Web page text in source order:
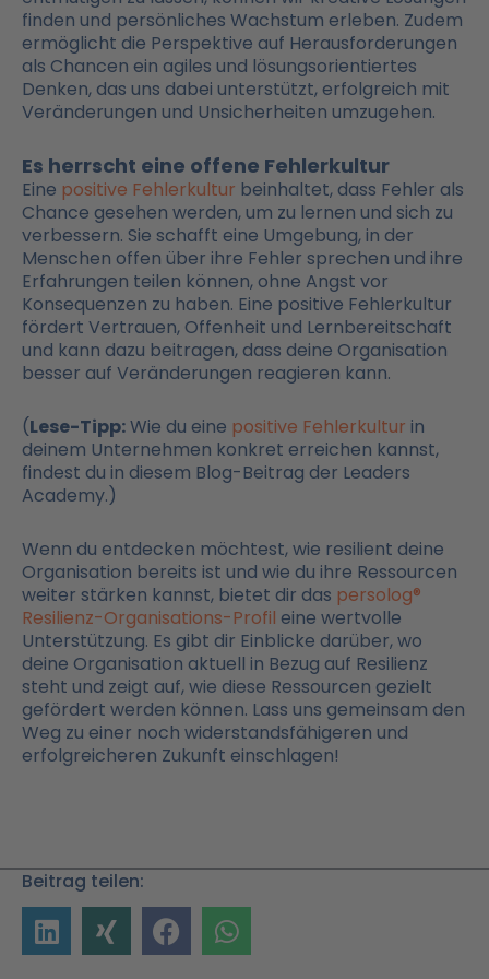
finden und persönliches Wachstum erleben. Zudem
ermöglicht die Perspektive auf Herausforderungen
als Chancen ein agiles und lösungsorientiertes
Denken, das uns dabei unterstützt, erfolgreich mit
Veränderungen und Unsicherheiten umzugehen.
Es herrscht eine offene Fehlerkultur
Eine positive Fehlerkultur beinhaltet, dass Fehler als
Chance gesehen werden, um zu lernen und sich zu
verbessern. Sie schafft eine Umgebung, in der
Menschen offen über ihre Fehler sprechen und ihre
Erfahrungen teilen können, ohne Angst vor
Konsequenzen zu haben. Eine positive Fehlerkultur
fördert Vertrauen, Offenheit und Lernbereitschaft
und kann dazu beitragen, dass deine Organisation
besser auf Veränderungen reagieren kann.
(Lese-Tipp:Wie du eine positive Fehlerkultur in
deinem Unternehmen konkret erreichen kannst,
findest du in diesem Blog-Beitrag der Leaders
Academy.)
Wenn du entdecken möchtest, wie resilient deine
Organisation bereits ist und wie du ihre Ressourcen
weiter stärken kannst, bietet dir das persolog®
Resilienz-Organisations-Profil eine wertvolle
Unterstützung. Es gibt dir Einblicke darüber, wo
deine Organisation aktuell in Bezug auf Resilienz
steht und zeigt auf, wie diese Ressourcen gezielt
gefördert werden können. Lass uns gemeinsam den
Weg zu einer noch widerstandsfähigeren und
erfolgreicheren Zukunft einschlagen!
Beitrag teilen: